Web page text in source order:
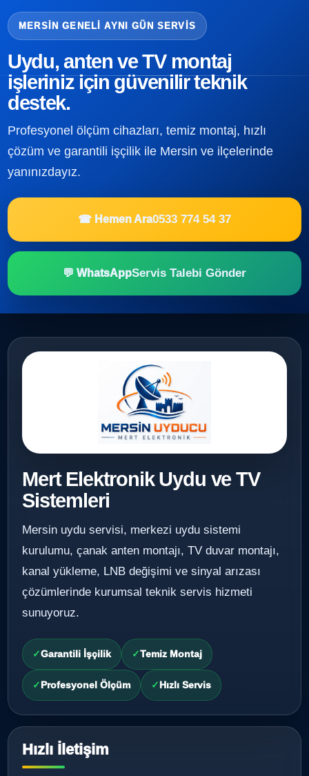
MERSIN GENELI AYNI GÜN SERVIS
Uydu, anten ve TV montaj
işleriniz için güvenilir teknik
destek.
Profesyonel ölçüm cihazları, temiz montaj, hızlı
çözüm ve garantili işçilik ile Mersin ve ilçelerinde
yanınızdayız.
☎ Hemen Ara0533 774 54 37
💬 WhatsAppServis Talebi Gönder
Mert Elektronik Uydu ve TV
Sistemleri
Mersin uydu servisi, merkezi uydu sistemi
kurulumu, çanak anten montajı, TV duvar montajı,
kanal yükleme, LNB değişimi ve sinyal arızası
çözümlerinde kurumsal teknik servis hizmeti
sunuyoruz.
Garantili İşçilik Temiz Montaj
Profesyonel Ölçüm Hızlı Servis
Hızlı İletişim